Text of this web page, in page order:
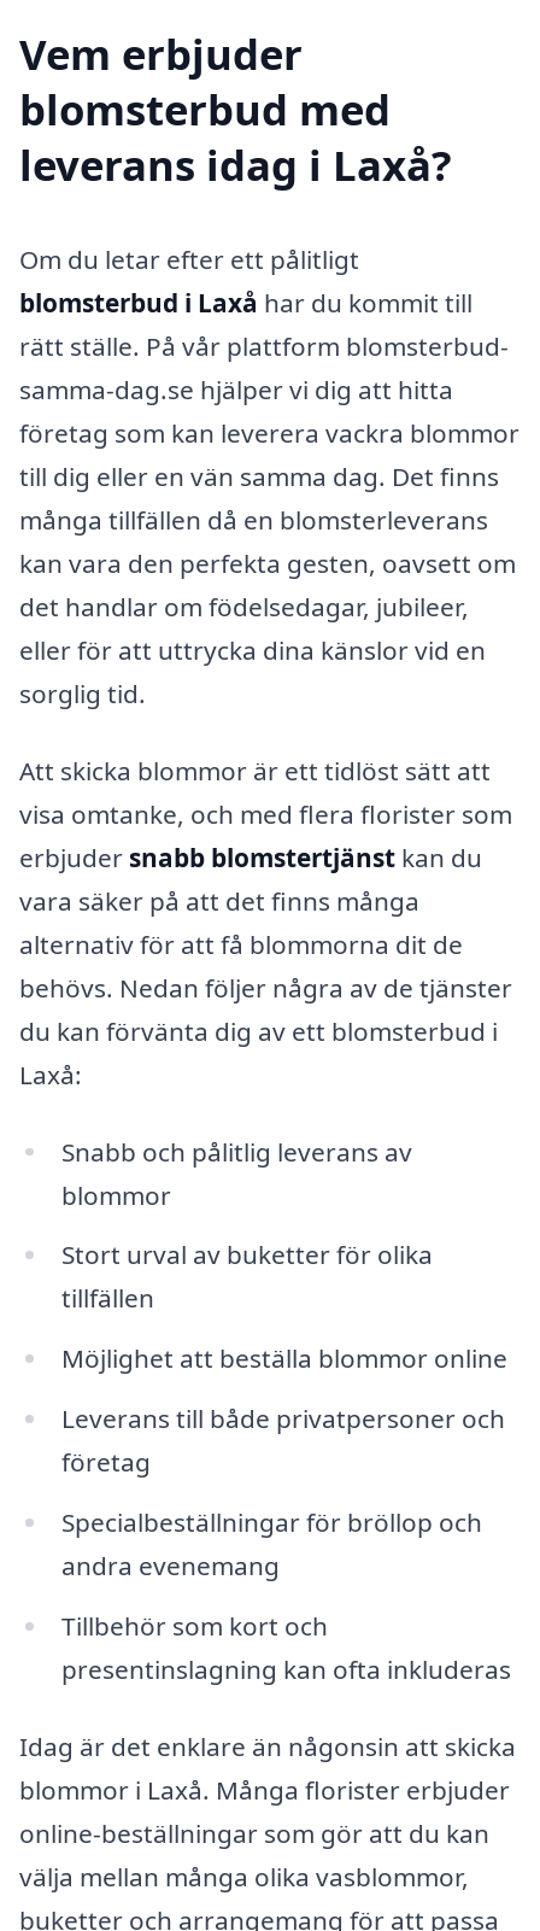
Vem erbjuder
blomsterbud med
leverans idag i Laxå?
Om du letar efter ett pålitligt
blomsterbud i Laxå har du kommit till
rätt ställe. På vår plattform blomsterbud-
samma-dag.se hjälper vi dig att hitta
företag som kan leverera vackra blommor
till dig eller en vän samma dag. Det finns
många tillfällen då en blomsterleverans
kan vara den perfekta gesten, oavsett om
det handlar om födelsedagar, jubileer,
eller för att uttrycka dina känslor vid en
sorglig tid.
Att skicka blommor är ett tidlöst sätt att
visa omtanke, och med flera florister som
erbjuder snabb blomstertjänst kan du
vara säker på att det finns många
alternativ för att få blommorna dit de
behövs. Nedan följer några av de tjänster
du kan förvänta dig av ett blomsterbud i
Laxå:
Snabb och pålitlig leverans av
blommor
Stort urval av buketter för olika
tillfällen
Möjlighet att beställa blommor online
Leverans till både privatpersoner och
företag
Specialbeställningar för bröllop och
andra evenemang
Tillbehör som kort och
presentinslagning kan ofta inkluderas
Idag är det enklare än någonsin att skicka
blommor i Laxå. Många florister erbjuder
online-beställningar som gör att du kan
välja mellan många olika vasblommor,
buketter och arrangemang för att passa